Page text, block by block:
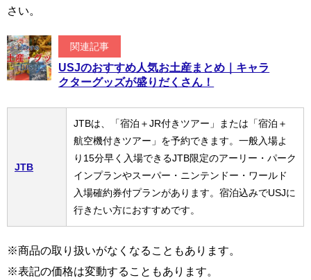
さい。
関連記事
USJのおすすめ人気お土産まとめ｜キャラ
クターグッズが盛りだくさん！
JTB
JTBは、「宿泊＋JR付きツアー」または「宿泊＋
航空機付きツアー」を予約できます。一般入場よ
り15分早く入場できるJTB限定のアーリー・パーク
インプランやスーパー・ニンテンドー・ワールド
入場確約券付プランがあります。宿泊込みでUSJに
行きたい方におすすめです。
※商品の取り扱いがなくなることもあります。
※表記の価格は変動することもあります。